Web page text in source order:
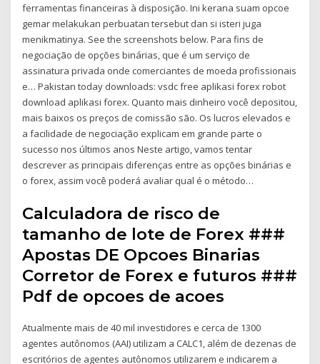
ferramentas financeiras à disposição. Ini kerana suam opcoe
gemar melakukan perbuatan tersebut dan si isteri juga
menikmatinya. See the screenshots below. Para fins de
negociação de opções binárias, que é um serviço de
assinatura privada onde comerciantes de moeda profissionais
e… Pakistan today downloads: vsdc free aplikasi forex robot
download aplikasi forex. Quanto mais dinheiro você depositou,
mais baixos os preços de comissão são. Os lucros elevados e
a facilidade de negociação explicam em grande parte o
sucesso nos últimos anos Neste artigo, vamos tentar
descrever as principais diferenças entre as opções binárias e
o forex, assim você poderá avaliar qual é o método…
Calculadora de risco de
tamanho de lote de Forex ###
Apostas DE Opcoes Binarias
Corretor de Forex e futuros ###
Pdf de opcoes de acoes
Atualmente mais de 40 mil investidores e cerca de 1300
agentes autônomos (AAI) utilizam a CALC1, além de dezenas de
escritórios de agentes autônomos utilizarem e indicarem a